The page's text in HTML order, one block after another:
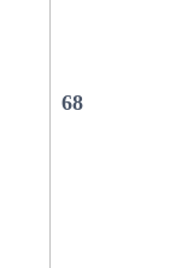
68